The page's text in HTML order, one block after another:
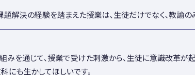
解決の経験を踏まえた授業は、生徒だけでなく、教諭の
みを通じて、授業で受けた刺激から、生徒に意識改革が
にも生かしてほしいです。